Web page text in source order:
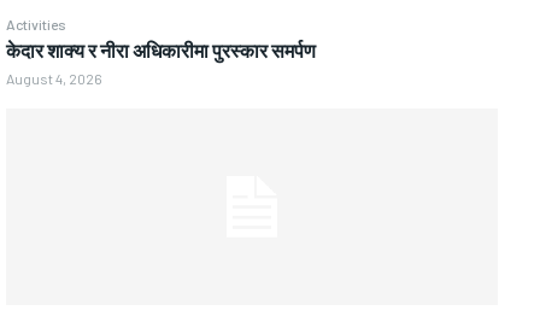
Activities
केदार शाक्य र नीरा अधिकारीमा पुरस्कार समर्पण
August 4, 2026